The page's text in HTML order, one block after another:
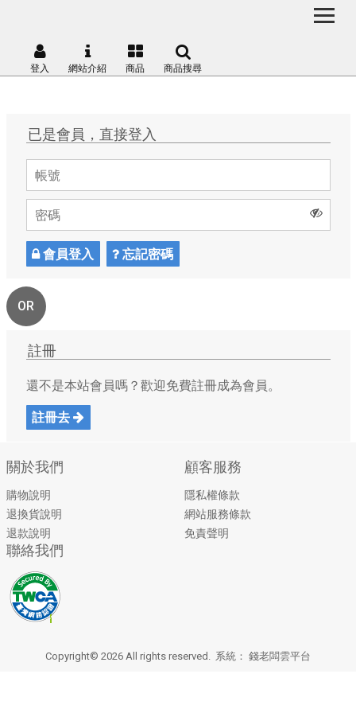
登入 網站介紹 商品 商品搜尋
已是會員，直接登入
會員登入 忘記密碼
OR
註冊
還不是本站會員嗎？歡迎免費註冊成為會員。
註冊去
關於我們
購物說明
退換貨說明
退款說明
顧客服務
隱私權條款
網站服務條款
免責聲明
聯絡我們
Copyright© 2026 All rights reserved. 系統： 錢老闆雲平台